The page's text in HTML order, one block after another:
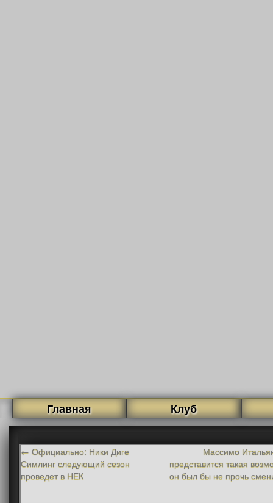
Главная Клуб
← Официально: Ники Диге
Симлинг следующий сезон
проведет в НЕК
Массимо
представится такая
он был бы не прочь